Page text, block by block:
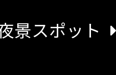
景スポット